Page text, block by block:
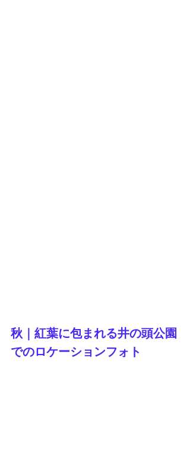
秋｜紅葉に包まれる井の頭公園
でのロケーションフォト